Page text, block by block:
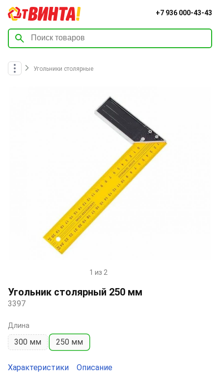
+7 936 000-43-43
Угольники столярные
1
of
2
1 из 2
Угольник столярный 250 мм
3397
Длина
300 мм 250 мм
Характеристики Описание